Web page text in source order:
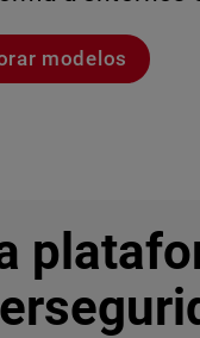
modelos
CloudDR
a Rai
WatchGuard EDR